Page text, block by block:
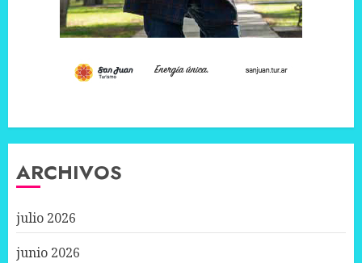
ARCHIVOS
julio 2026
junio 2026